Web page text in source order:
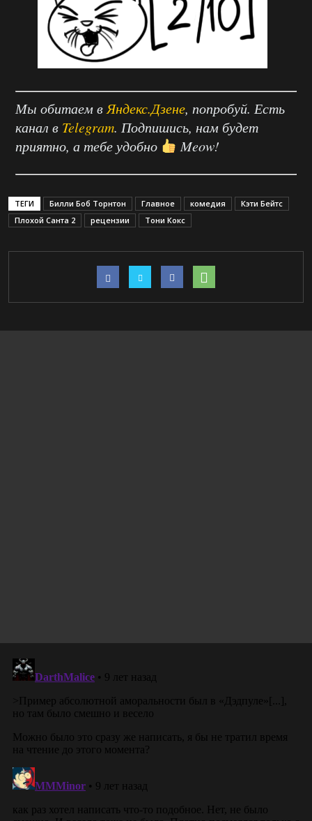
Мы обитаем в Яндекс.Дзене, попробуй. Есть
канал в Telegram. Подпишись, нам будет
приятно, а тебе удобно
Meow!
ТЕГИ Билли Боб Торнтон Главное комедия
Кэти Бейтс
Плохой Санта 2
рецензии Тони Кокс